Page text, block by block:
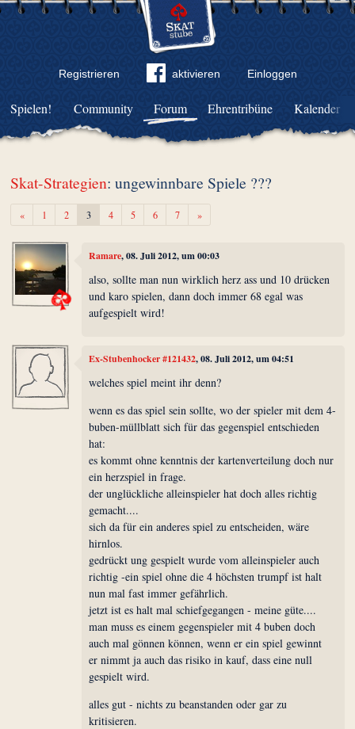
Registrieren aktivieren Einloggen
Community Forum Ehrentribüne Kalender
Spielen!
Skat-Strategien: ungewinnbare Spiele ???
«Zurück1 2 3 4 5 6 7 »Weiter
Ramare, 08. Juli 2012, um 00:03
also, sollte man nun wirklich herz ass und 10 drücken
und karo spielen, dann doch immer 68 egal was
aufgespielt wird!
Ex-Stubenhocker #121432, 08. Juli 2012, um 04:51
welches spiel meint ihr denn?
wenn es das spiel sein sollte, wo der spieler mit dem 4-
buben-müllblatt sich für das gegenspiel entschieden
hat:
es kommt ohne kenntnis der kartenverteilung doch nur
ein herzspiel in frage.
der unglückliche alleinspieler hat doch alles richtig
gemacht....
sich da für ein anderes spiel zu entscheiden, wäre
hirnlos.
gedrückt ung gespielt wurde vom alleinspieler auch
richtig -ein spiel ohne die 4 höchsten trumpf ist halt
nun mal fast immer gefährlich.
jetzt ist es halt mal schiefgegangen - meine güte....
man muss es einem gegenspieler mit 4 buben doch
auch mal gönnen können, wenn er ein spiel gewinnt
er nimmt ja auch das risiko in kauf, dass eine null
gespielt wird.
alles gut - nichts zu beanstanden oder gar zu
kritisieren.